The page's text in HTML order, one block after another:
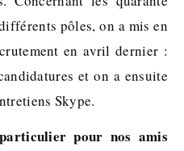
pôles, on a mis en
en avril dernier :
et on a ensuite
Skype.
pour nos amis